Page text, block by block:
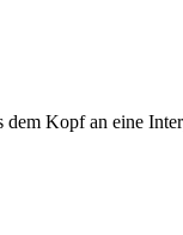
Kopf an eine